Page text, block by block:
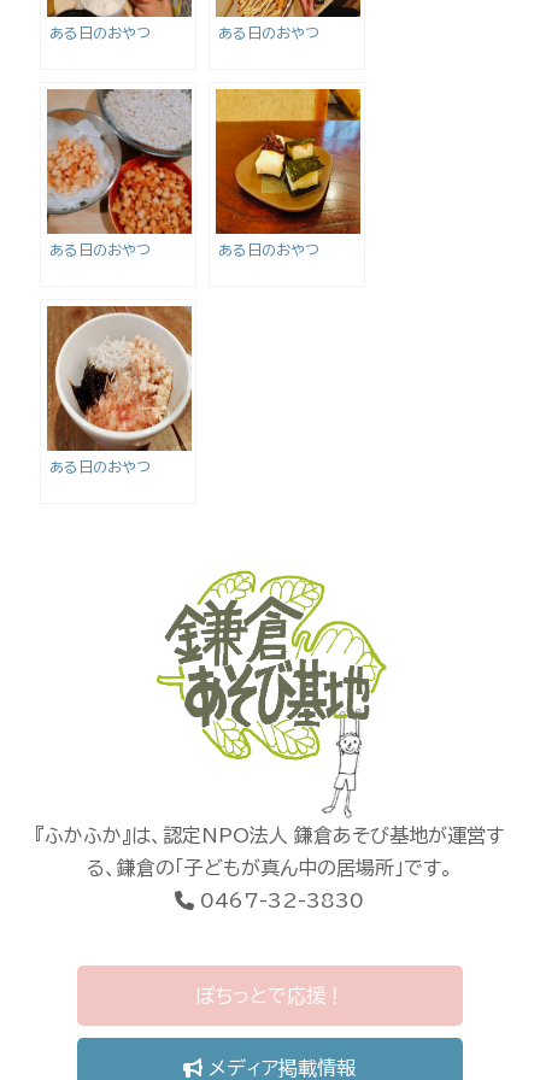
ある日のおやつ ある日のおやつ
ある日のおやつ ある日のおやつ
ある日のおやつ
『ふかふか』は、認定NPO法人 鎌倉あそび基地が運営す
る、鎌倉の「子どもが真ん中の居場所」です。
0467-32-3830
ぽちっとで応援！
メディア掲載情報